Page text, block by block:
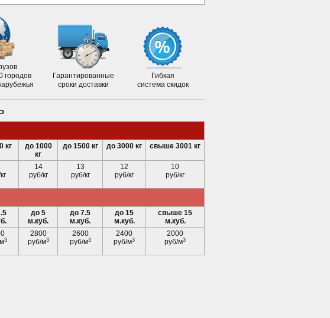
городов
Гарантированные
сроки доставки
Гибкая
система скидок
кг
до 1000
кг
до 1500 кг до 3000 кг свыше 3001 кг
14
руб/кг
13
руб/кг
12
руб/кг
10
руб/кг
до 5
м.куб.
до 7.5
м.куб.
до 15
м.куб.
свыше 15
м.куб.
3
2800
руб/м3
2600
руб/м3
2400
руб/м3
2000
руб/м3